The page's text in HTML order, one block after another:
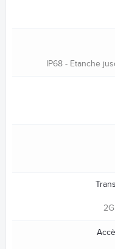
IP68 - Etanche